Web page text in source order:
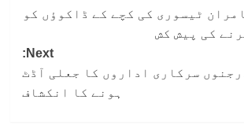
ٹیسوری کی کچے کے ڈاکوؤں کو
کی پیش کش
Next:
سرکاری اداروں کا جعلی آڈٹ
ہونے کا انکشاف